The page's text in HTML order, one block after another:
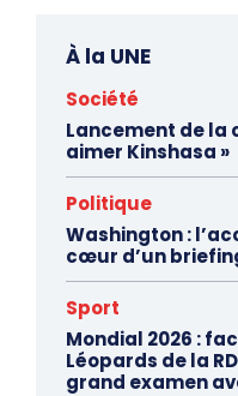
À la UNE
Société
Lancement de la
aimer Kinshasa »
Politique
Washington :
cœur d’un
Sport
Mondial 2026 :
Léopards de la
grand examen